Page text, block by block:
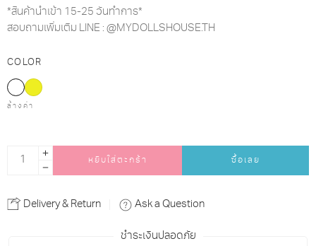
*สินค้านำเข้า 15-25 วันทำการ*
สอบถามเพิ่มเติม LINE : @MYDOLLSHOUSE.TH
COLOR
ล้างค่า
หยิบใส่ตะกร้า ซื้อเลย
Delivery & Return Ask a Question
ชำระเงินปลอดภัย